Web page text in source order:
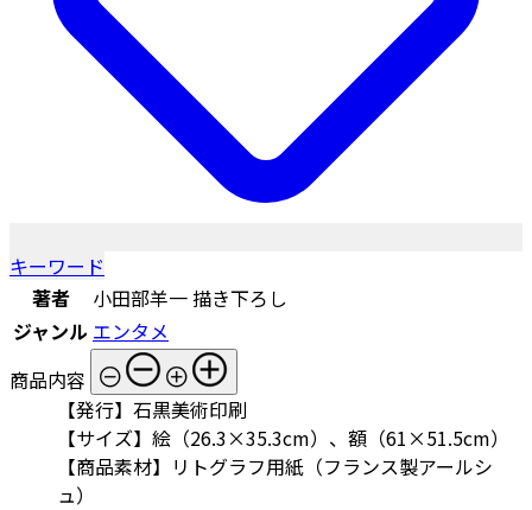
キーワード
著者
小田部羊一 描き下ろし
ジャンル エンタメ
商品内容
【発行】石黒美術印刷
【サイズ】絵（26.3×35.3cm）、額（61×51.5cm）
【商品素材】リトグラフ用紙（フランス製アールシ
ュ）